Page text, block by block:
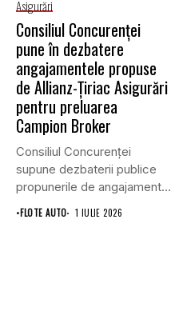
Asigurări
Consiliul Concurenţei
pune în dezbatere
angajamentele propuse
de Allianz-Ţiriac Asigurări
pentru preluarea
Campion Broker
Consiliul Concurenţei
supune dezbaterii publice
propunerile de angajamente
formulate de Allianz-Ţiriac
•FLOTE AUTO 1 IULIE 2026